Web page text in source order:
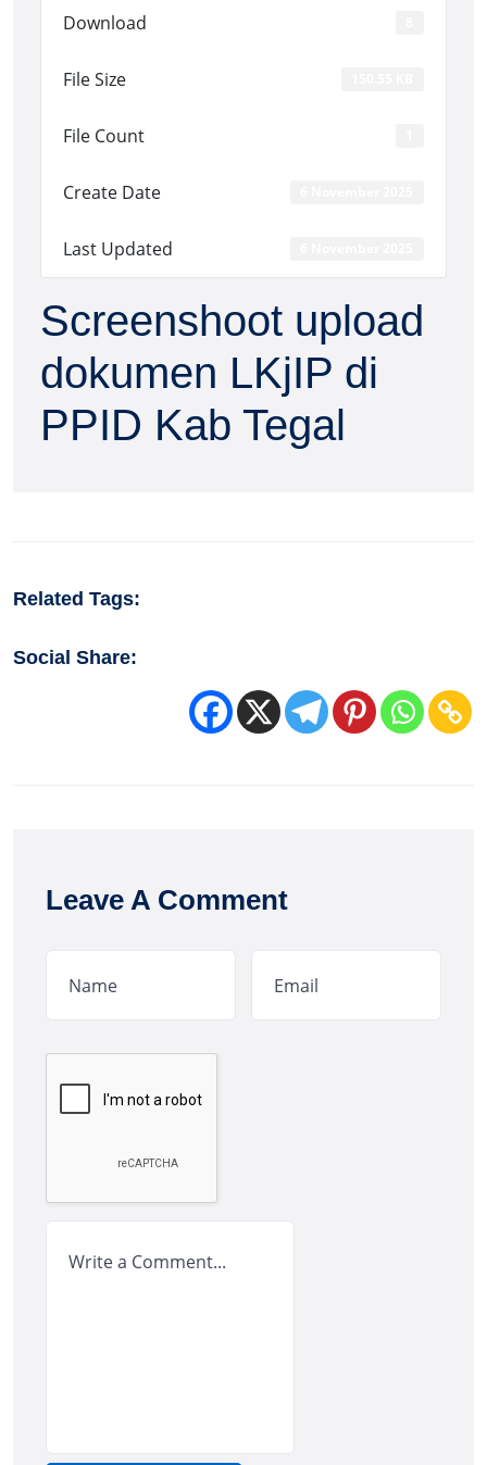
Download
File Size
File Count
Create Date
Last Updated
Screenshoot upload
dokumen LKjIP di
PPID Kab Tegal
Related Tags:
Social Share:
Leave A Comment